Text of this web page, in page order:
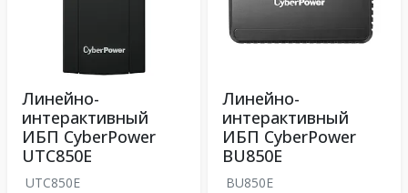
Линейно-
интерактивный
ИБП CyberPower
UTC850E
UTC850E
Линейно-
интерактивный
ИБП CyberPower
BU850E
BU850E